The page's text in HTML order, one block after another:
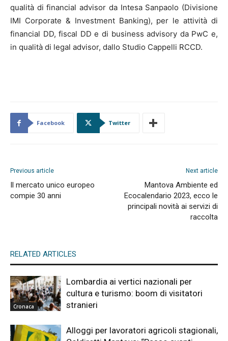
qualità di financial advisor da Intesa Sanpaolo (Divisione
IMI Corporate & Investment Banking), per le attività di
financial DD, fiscal DD e di business advisory da PwC e,
in qualità di legal advisor, dallo Studio Cappelli RCCD.
Facebook Twitter
Previous article
Il mercato unico europeo
compie 30 anni
Next article
Mantova Ambiente ed
Ecocalendario 2023, ecco le
principali novità ai servizi di
raccolta
RELATED ARTICLES
Cronaca
Lombardia ai vertici nazionali per
cultura e turismo: boom di visitatori
stranieri
Alloggi per lavoratori agricoli stagionali,